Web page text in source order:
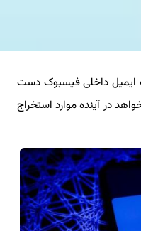
ایمیل داخلی فیسبوک دست
در آینده موارد استخراج